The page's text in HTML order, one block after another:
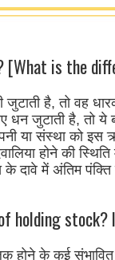
is the
है, तो वह
धन जुटाती है, तो
या संस्था को
होने की स्थिति
के दावे में अंतिम
stock?
होने के कई